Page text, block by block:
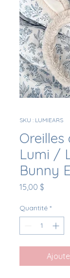
SKU : LUMIEARS
Oreilles
Lumi /
Bunny
15,00 $
Quantité *